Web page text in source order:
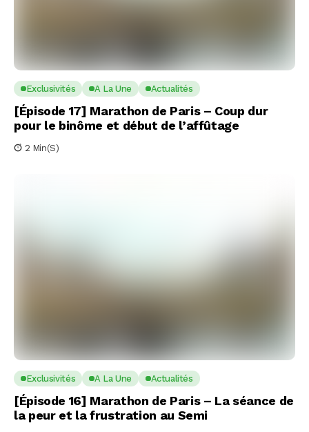
Exclusivités A La Une Actualités
[Épisode 17] Marathon de Paris – Coup dur
pour le binôme et début de l’affûtage
2 Min(s)
Exclusivités A La Une Actualités
[Épisode 16] Marathon de Paris – La séance de
la peur et la frustration au Semi